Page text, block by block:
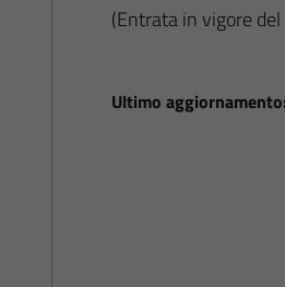
(Entrata in vigore
Ultimo aggiornamento: